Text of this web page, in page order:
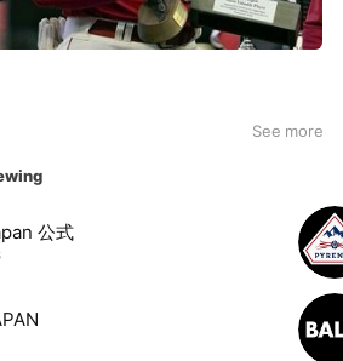
See more
公式